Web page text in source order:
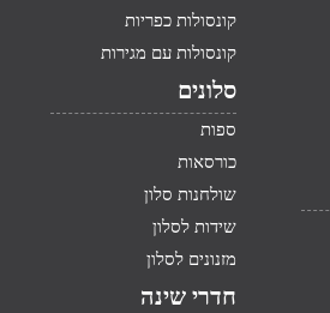
קונסולות כפריות
קונסולות עם מגירות
סלונים
ספות
כורסאות
שולחנות סלון
שידות לסלון
מזנונים לסלון
חדרי שינה